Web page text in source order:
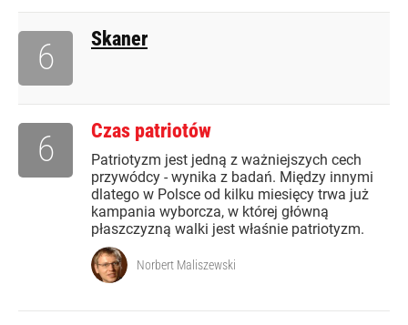
Skaner
6
Czas patriotów
Patriotyzm jest jedną z ważniejszych cech
przywódcy - wynika z badań. Między innymi
dlatego w Polsce od kilku miesięcy trwa już
kampania wyborcza, w której główną
płaszczyzną walki jest właśnie patriotyzm.
6
Norbert Maliszewski